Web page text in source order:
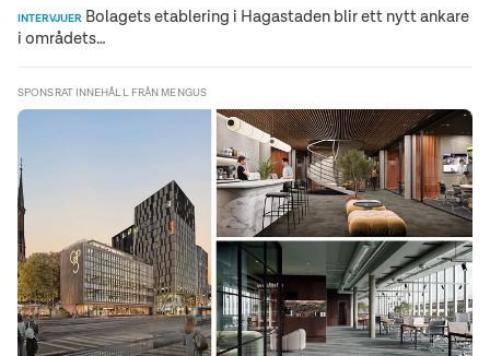
INTERVJUER Bolagets etablering i Hagastaden blir ett nytt ankare
i områdets…
SPONSRAT INNEHÅLL FRÅN MENGUS